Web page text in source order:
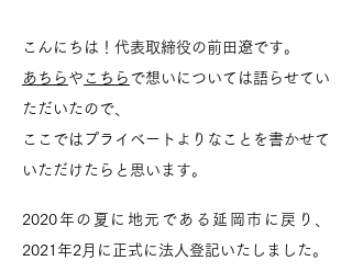
こんにちは！​代表取締役の前田遼です。
あちら や こちら で想いについては語らせてい
ただいたので、
ここではプライベートよりなことを書かせて
いただけたらと思います。
2020年の夏に地元である延岡市に戻り、
2021年2月に正式に法人登記いたしました。